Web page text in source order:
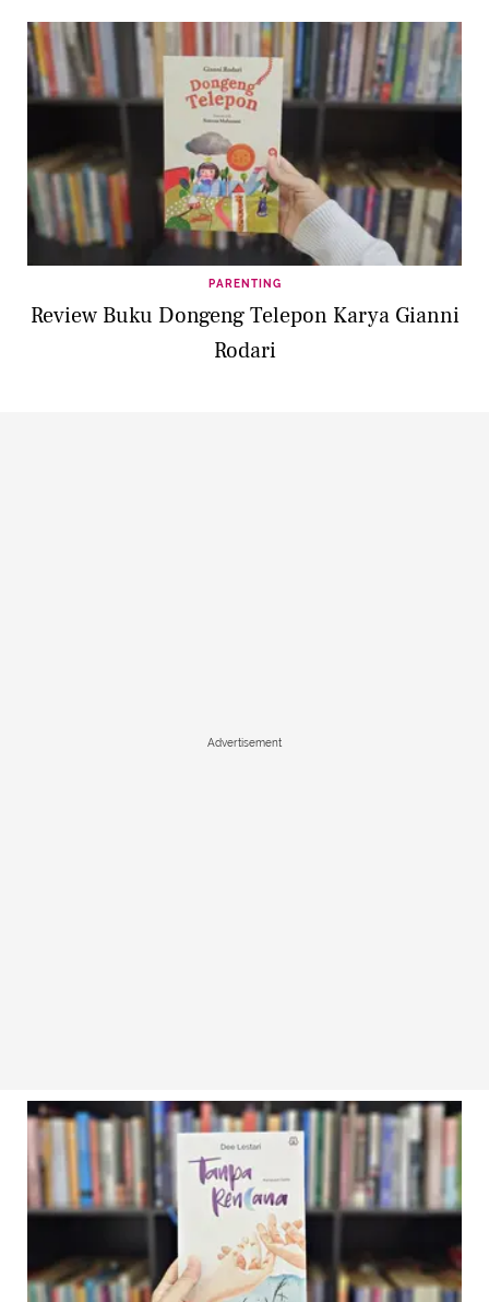
PARENTING
Review Buku Dongeng Telepon Karya Gianni
Rodari
Advertisement